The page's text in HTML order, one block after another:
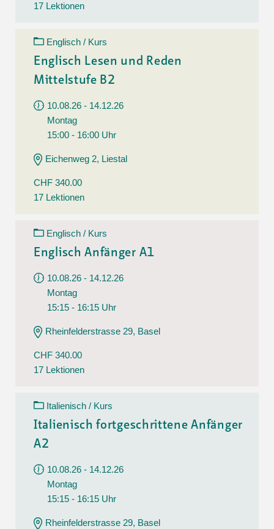
17 Lektionen
Englisch / Kurs
Englisch Lesen und Reden
Mittelstufe B2
10.08.26 - 14.12.26
Montag
15:00 - 16:00 Uhr
Eichenweg 2, Liestal
CHF 340.00
17 Lektionen
Englisch / Kurs
Englisch Anfänger A1
10.08.26 - 14.12.26
Montag
15:15 - 16:15 Uhr
Rheinfelderstrasse 29, Basel
CHF 340.00
17 Lektionen
Italienisch / Kurs
Italienisch fortgeschrittene Anfänger
A2
10.08.26 - 14.12.26
Montag
15:15 - 16:15 Uhr
Rheinfelderstrasse 29, Basel